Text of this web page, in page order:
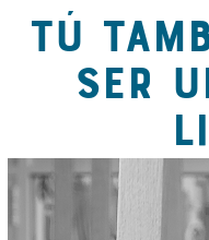
TÚ
SER